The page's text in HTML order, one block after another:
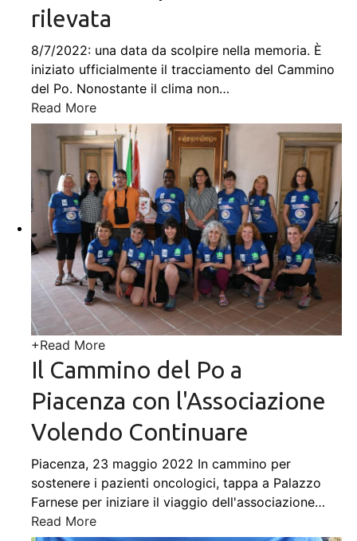
rilevata
8/7/2022: una data da scolpire nella memoria. È
iniziato ufficialmente il tracciamento del Cammino
del Po. Nonostante il clima non…
Read More
+Read More
Il Cammino del Po a
Piacenza con l'Associazione
Volendo Continuare
Piacenza, 23 maggio 2022 In cammino per
sostenere i pazienti oncologici, tappa a Palazzo
Farnese per iniziare il viaggio dell'associazione…
Read More